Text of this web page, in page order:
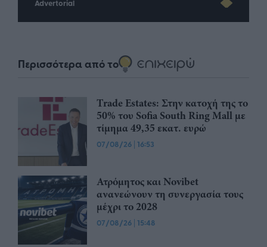
Advertorial
Περισσότερα από το
Trade Estates: Στην κατοχή της το
50% του Sofia South Ring Mall με
τίμημα 49,35 εκατ. ευρώ
07/08/26 | 16:53
Ατρόμητος και Novibet
ανανεώνουν τη συνεργασία τους
μέχρι το 2028
07/08/26 | 15:48